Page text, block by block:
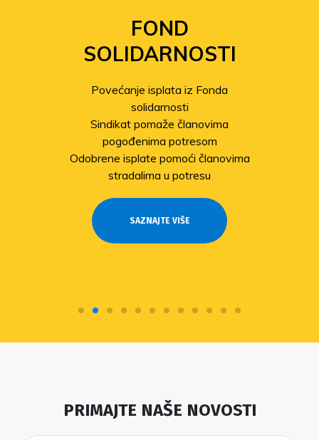
FOND
SOLIDARNOSTI
Povećanje isplata iz Fonda
solidarnosti
Sindikat pomaže članovima
pogođenima potresom
Odobrene isplate pomoći članovima
stradalima u potresu
SAZNAJTE VIŠE
PRIMAJTE NAŠE NOVOSTI